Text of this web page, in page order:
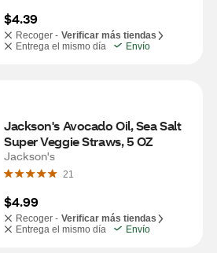
$4.39
Recoger - Verificar más tiendas
Entrega el mismo día
Envío
Jackson's Avocado Oil, Sea Salt
Super Veggie Straws, 5 OZ
Jackson's
21
$4.99
Recoger - Verificar más tiendas
Entrega el mismo día
Envío